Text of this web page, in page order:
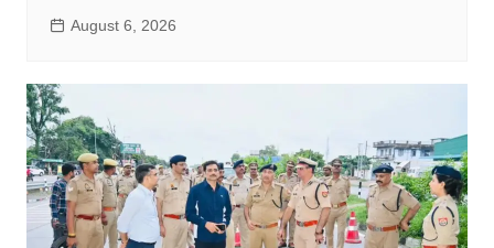
August 6, 2026